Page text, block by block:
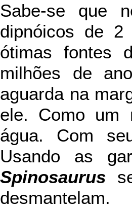
Sabe-se que
dipnóicos de 2
ótimas fontes
milhões de
aguarda na
ele. Como um
água. Com
Usando as
Spinosaurus
desmantelam.